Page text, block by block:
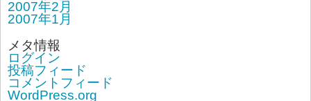
2007年2月
2007年1月
メタ情報
ログイン
投稿フィード
コメントフィード
WordPress.org